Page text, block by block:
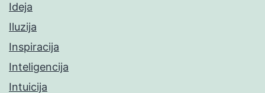
Ideja
Iluzija
Inspiracija
Inteligencija
Intuicija